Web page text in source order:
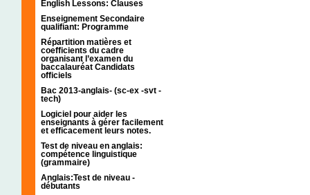
English Lessons: Clauses
Enseignement Secondaire
qualifiant: Programme
Répartition matières et
coefficients du cadre
organisant l’examen du
baccalauréat Candidats
officiels
Bac 2013-anglais- (sc-ex -svt -
tech)
Logiciel pour aider les
enseignants à gérer facilement
et efficacement leurs notes.
Test de niveau en anglais:
compétence linguistique
(grammaire)
Anglais:Test de niveau -
débutants